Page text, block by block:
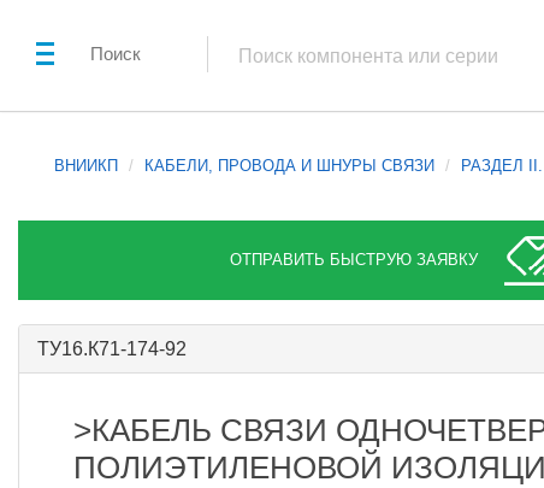
Поиск
ВНИИКП КАБЕЛИ, ПРОВОДА И ШНУРЫ СВЯЗИ РАЗДЕЛ
ОТПРАВИТЬ БЫСТРУЮ ЗАЯВКУ
ТУ16.К71-174-92
>КАБЕЛЬ СВЯЗИ
ПОЛИЭТИЛЕНОВОЙ